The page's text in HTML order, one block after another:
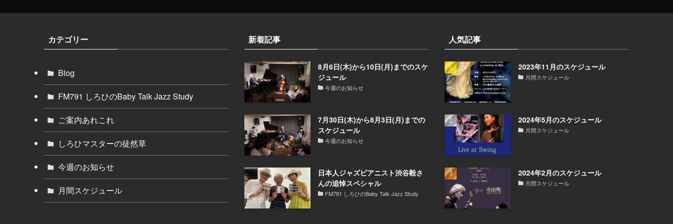
カテゴリー
Blog
FM791 しろひのBaby Talk Jazz Study
ご案内あれこれ
しろひマスターの徒然草
今週のお知らせ
月間スケジュール
新着記事
8月6日(木)から10日(月)までのスケ
ジュール
今週のお知らせ
7月30日(木)から8月3日(月)までの
スケジュール
今週のお知らせ
日本人ジャズピアニスト渋谷毅さ
んの追悼スペシャル
FM791 しろひのBaby Talk Jazz Study
人気記事
2023年11月のスケジュール
月間スケジュール
2024年5月のスケジュール
月間スケジュール
2024年2月のスケジュール
月間スケジュール